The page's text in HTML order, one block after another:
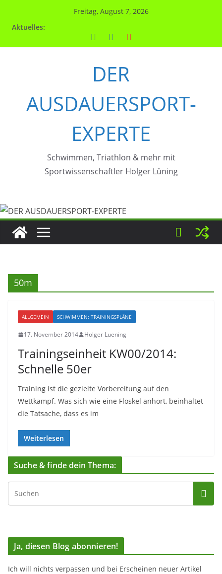
Freitag, August 7, 2026
Aktuelles:
DER
AUSDAUERSPORT-
EXPERTE
Schwimmen, Triathlon & mehr mit
Sportwissenschaftler Holger Lüning
50m
ALLGEMEIN SCHWIMMEN: TRAININGSPLÄNE
17. November 2014 Holger Luening
Trainingseinheit KW00/2014:
Schnelle 50er
Training ist die gezielte Vorbereitung auf den
Wettkampf. Was sich wie eine Floskel anhört, beinhaltet
die Tatsache, dass es im
Weiterlesen
Suche & finde dein Thema:
Ja, diesen Blog abonnieren!
Ich will nichts verpassen und bei Erscheinen neuer Artikel